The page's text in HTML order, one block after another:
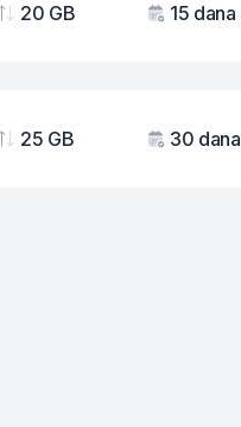
Podaci
20 GB
Važenje
15 dana
Podaci
25 GB
Važenje
30 dana